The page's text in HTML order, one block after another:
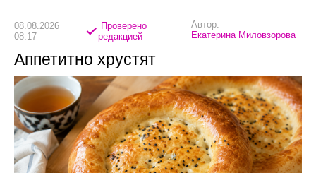
08.08.2026
08:17
Проверено
редакцией
Автор:
Екатерина Миловзорова
Аппетитно хрустят